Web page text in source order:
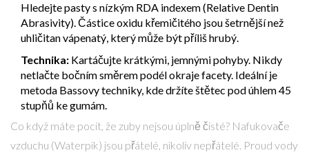
Hledejte pasty s nízkým RDA indexem (Relative Dentin
Abrasivity). Částice oxidu křemičitého jsou šetrnější než
uhličitan vápenatý, který může být příliš hrubý.
Technika: Kartáčujte krátkými, jemnými pohyby. Nikdy
netlačte bočním směrem podél okraje facety. Ideální je
metoda Bassovy techniky, kde držíte štětec pod úhlem 45
stupňů ke gumám.
Co když máte pocit, že zuby nejsou úplně čisté? Nafukovače
vzduchu (Waterpik) jsou přátelé, nikoliv nepřátelé. Proud vody